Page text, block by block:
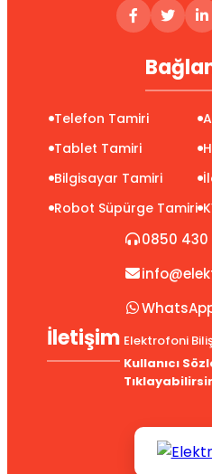
Telefon Tamiri
Tablet Tamiri
Bilgisayar Tamiri
Robot Süpürge Tamiri
İletişim
0850 430
Elektrofoni
Kullanıcı